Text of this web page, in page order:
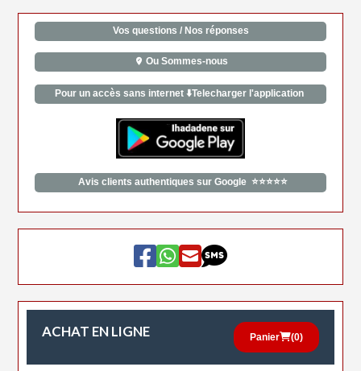
Vos questions / Nos réponses
Ou Sommes-nous
Pour un accès sans internet ⬇️Telecharger l'application
Avis clients authentiques sur Google ⭐⭐⭐⭐⭐
ACHAT EN LIGNE Panier (0)